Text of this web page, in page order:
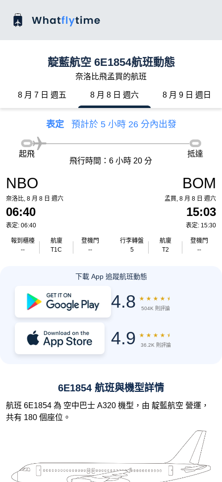
靛藍航空 6E1854航班動態
奈洛比飛孟買的航班
8 月 7 日 週五 8 月 8 日 週六 8 月 9 日 週日
表定 預計於 5 小時 26 分內出發
NBO
奈洛比, 8 月 8 日 週六
06:40
表定: 06:40
報到櫃檯
--
航廈
T1C
登機門
--
起飛
飛行時間：6 小時 20 分
抵達
BOM
孟買, 8 月 8 日 週六
15:03
表定: 15:30
行李轉盤
5
航廈
T2
登機門
--
下載 App 追蹤航班動態
4.8 ★ ★ ★ ★ ★
504K 則評論
4.9 ★ ★ ★ ★ ★
36.2K 則評論
6E1854 航班與機型詳情
航班 6E1854 為 空中巴士 A320 機型，由 靛藍航空 營運，
共有 180 個座位。